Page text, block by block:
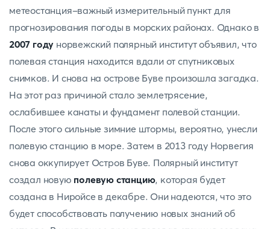
метеостанция-важный измерительный пункт для
прогнозирования погоды в морских районах. Однако в
2007 году норвежский полярный институт объявил, что
полевая станция находится вдали от спутниковых
снимков. И снова на острове Буве произошла загадка.
На этот раз причиной стало землетрясение,
ослабившее канаты и фундамент полевой станции.
После этого сильные зимние штормы, вероятно, унесли
полевую станцию в море. Затем в 2013 году Норвегия
снова оккупирует Остров Буве. Полярный институт
создал новую полевую станцию, которая будет
создана в Ниройсе в декабре. Они надеются, что это
будет способствовать получению новых знаний об